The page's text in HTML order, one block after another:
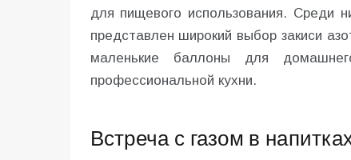
для пищевого использования. Среди
представлен широкий выбор закиси
маленькие баллоны для
профессиональной кухни.
Встреча с газом в